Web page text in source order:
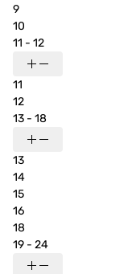
9
10
11 - 12
11
12
13 - 18
13
14
15
16
18
19 - 24